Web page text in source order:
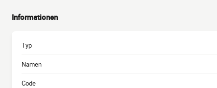
Informationen
Typ
Namen
Code